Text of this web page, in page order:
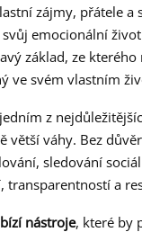
zájmy, přátele
emocionální
základ, ze
ve svém vlastním
z
větší váhy. Bez
sledování
transparentností a
nástroje, které by